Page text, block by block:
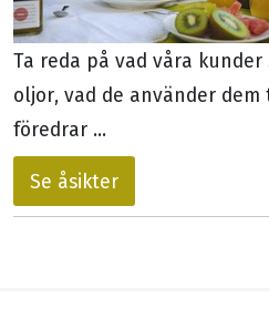
Ta reda på vad våra kunder
oljor, vad de använder
föredrar ...
Se åsikter